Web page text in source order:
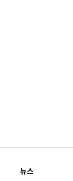
뉴스